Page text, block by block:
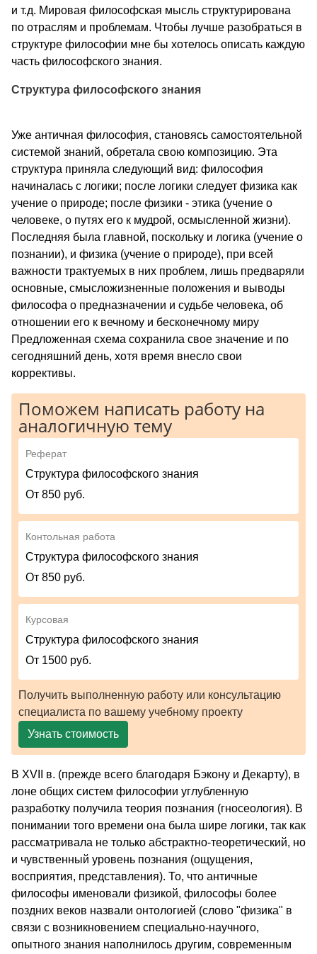
и т.д. Мировая философская мысль структурирована
по отраслям и проблемам. Чтобы лучше разобраться в
структуре философии мне бы хотелось описать каждую
часть философского знания.
Структура философского знания
Уже античная философия, становясь самостоятельной
системой знаний, обретала свою композицию. Эта
структура приняла следующий вид: философия
начиналась с логики; после логики следует физика как
учение о природе; после физики - этика (учение о
человеке, о путях его к мудрой, осмысленной жизни).
Последняя была главной, поскольку и логика (учение о
познании), и физика (учение о природе), при всей
важности трактуемых в них проблем, лишь предваряли
основные, смысложизненные положения и выводы
философа о предназначении и судьбе человека, об
отношении его к вечному и бесконечному миру
Предложенная схема сохранила свое значение и по
сегодняшний день, хотя время внесло свои
коррективы.
Поможем написать работу на
аналогичную тему
Реферат
Структура философского знания
От 850 руб.
Контольная работа
Структура философского знания
От 850 руб.
Курсовая
Структура философского знания
От 1500 руб.
Получить выполненную работу или консультацию
специалиста по вашему учебному проекту
Узнать стоимость
В XVII в. (прежде всего благодаря Бэкону и Декарту), в
лоне общих систем философии углубленную
разработку получила теория познания (гносеология). В
понимании того времени она была шире логики, так как
рассматривала не только абстрактно-теоретический, но
и чувственный уровень познания (ощущения,
восприятия, представления). То, что античные
философы именовали физикой, философы более
поздних веков назвали онтологией (слово "физика" в
связи с возникновением специально-научного,
опытного знания наполнилось другим, современным